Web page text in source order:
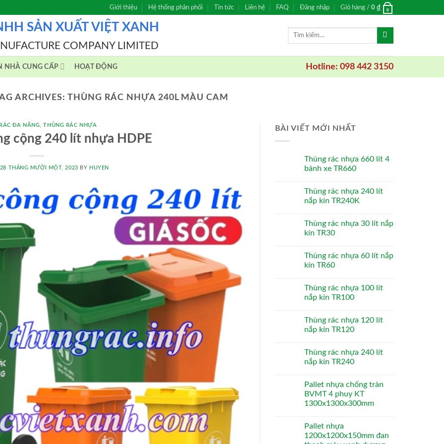
Giới thiệu Hệ thống phân phối Tin tức Liên hệ FAQ Đăng nhập Giỏ hàng / 0 ₫ 0
SẢN XUẤT VIỆT XANH
COMPANY LIMITED
Tìm
NHÀ CUNG CẤP HOẠT ĐỘNG Hotline: 098 442 3150
ARCHIVES:THÙNG RÁC NHỰA 240L MÀU CAM
ĐA NĂNG ,THÙNG RÁC NHỰA
cộng 240 lít nhựa HDPE
28 THÁNG MƯỜI MỘT, 2023 BY HUYEN
BÀI VIẾT MỚI NHẤT
Thùng rác nhựa 660 lít 4
bánh xe TR660
Thùng rác nhựa 240 lít
nắp kín TR240K
Thùng rác nhựa 30 lít nắp
kín TR30
Thùng rác nhựa 60 lít nắp
kín TR60
Thùng rác nhựa 100 lít
nắp kín TR100
Thùng rác nhựa 120 lít
nắp kín TR120
Thùng rác nhựa 240 lít
nắp kín TR240
Pallet nhựa chống tràn
BVMT 4 phuy KT
1300x1300x300mm
Pallet nhựa
1200x1200x150mm đan